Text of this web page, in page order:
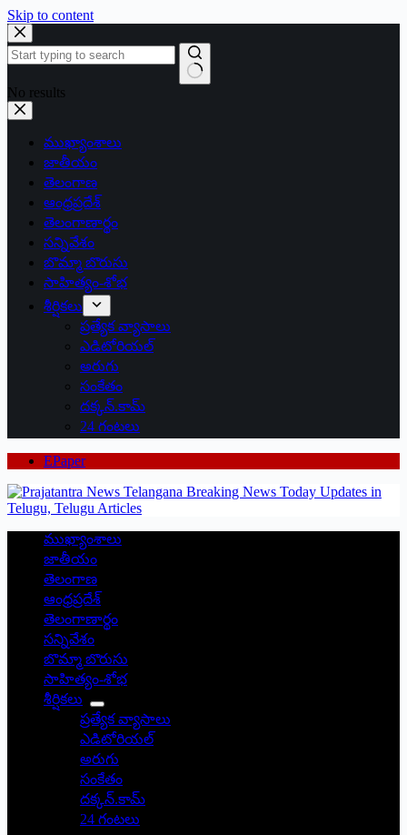
Skip to content
No results
ముఖ్యాంశాలు
జాతీయం
తెలంగాణ
ఆంధ్రప్రదేశ్
తెలంగాణార్థం
సన్నివేశం
బొమ్మా బొరుసు
సాహిత్యం-శోభ
శీర్షికలు
ప్రత్యేక వ్యాసాలు
ఎడిటోరియల్
అరుగు
సంకేతం
దక్కన్.కామ్
24 గంటలు
EPaper
ముఖ్యాంశాలు
జాతీయం
తెలంగాణ
ఆంధ్రప్రదేశ్
తెలంగాణార్థం
సన్నివేశం
బొమ్మా బొరుసు
సాహిత్యం-శోభ
శీర్షికలు
ప్రత్యేక వ్యాసాలు
ఎడిటోరియల్
అరుగు
సంకేతం
దక్కన్.కామ్
24 గంటలు